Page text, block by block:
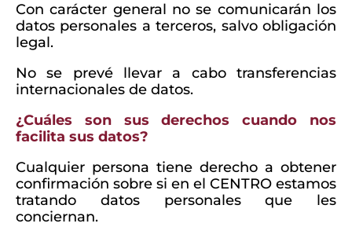
Con carácter general no se comunicarán los
datos personales a terceros, salvo obligación
legal.
No se prevé llevar a cabo transferencias
internacionales de datos.
¿Cuáles son sus derechos cuando nos
facilita sus datos?
Cualquier persona tiene derecho a obtener
confirmación sobre si en el CENTRO estamos
tratando datos personales que les
conciernan.